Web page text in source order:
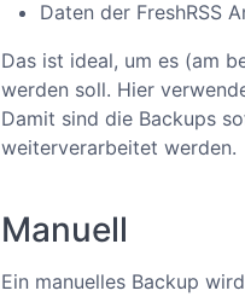
Daten der FreshRSS
Das ist ideal, um es (am
werden soll. Hier
Damit sind die Backups
weiterverarbeitet werden.
Manuell
Ein manuelles Backup